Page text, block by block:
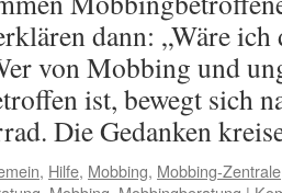
dann: „Wäre
von Mobbing und
ist, bewegt sich
Die Gedanken
, Hilfe, Mobbing, Mobbing-Zentrale